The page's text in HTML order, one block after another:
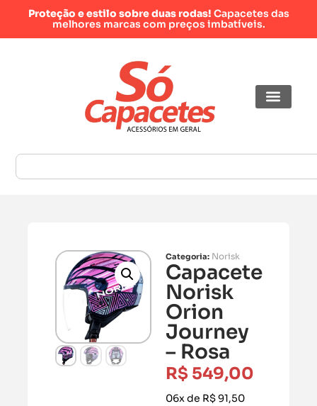
Proteção e estilo sobre duas rodas! Capacetes das
melhores marcas com preços imbatíveis.
Categoria: Norisk
Capacete
Norisk
Orion
Journey
– Rosa
R$ 549,00
06x de R$ 91,50